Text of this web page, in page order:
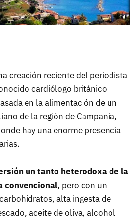
creación reciente del periodista
cardiólogo británico
en la alimentación de un
de la región de Campania,
hay una enorme presencia
un tanto heterodoxa de la
convencional, pero con un
alta ingesta de
aceite de oliva, alcohol